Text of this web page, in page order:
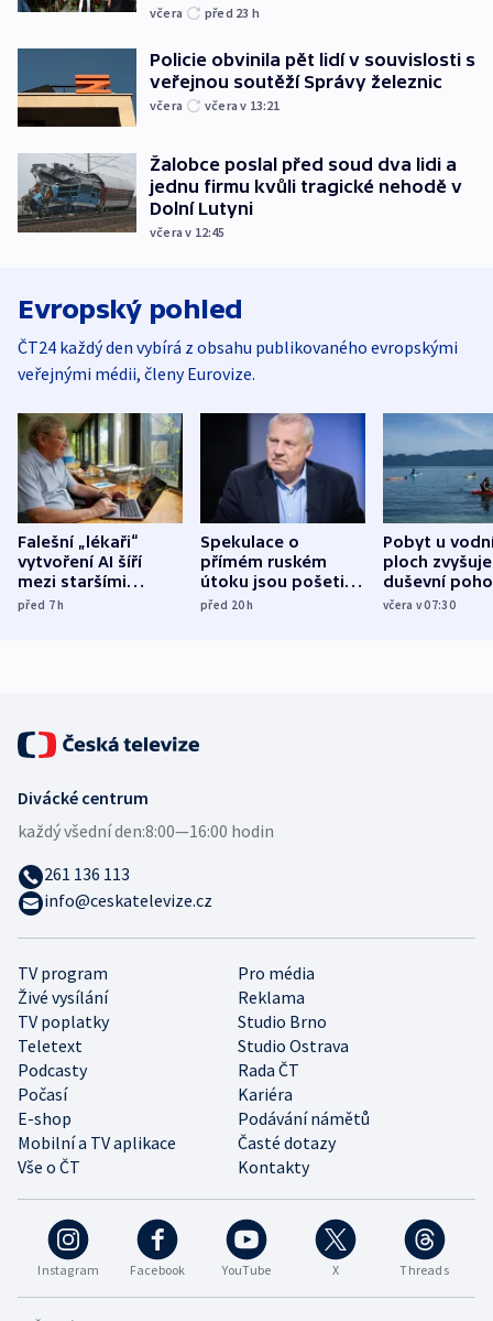
včera před 23 h
Policie obvinila pět lidí v souvislosti s
veřejnou soutěží Správy železnic
včera včera v 13:21
Žalobce poslal před soud dva lidi a
jednu firmu kvůli tragické nehodě v
Dolní Lutyni
včera v 12:45
Evropský pohled
ČT24 každý den vybírá z obsahu publikovaného evropskými
veřejnými médii, členy Eurovize.
Falešní „lékaři“
vytvoření AI šíří
mezi staršími
Poláky nebezpečné
před 7h
Spekulace o
přímém ruském
útoku jsou pošetilé,
míní estonský
před 20h
Pobyt u
ploch zvyšuje
duševní
ukázala
včera v 07:30
Instagram Facebook YouTube X Threads
TV program
Pro média
Živé vysílání
Reklama
TV poplatky
Studio Brno
Teletext
Studio Ostrava
Podcasty
Rada ČT
Počasí
Kariéra
E-shop
Podávání námětů
Mobilní a TV aplikace
Časté dotazy
Vše o ČT
Kontakty
Divácké centrum
každý všední den:8:00—16:00 hodin
261 136 113
info@ceskatelevize.cz